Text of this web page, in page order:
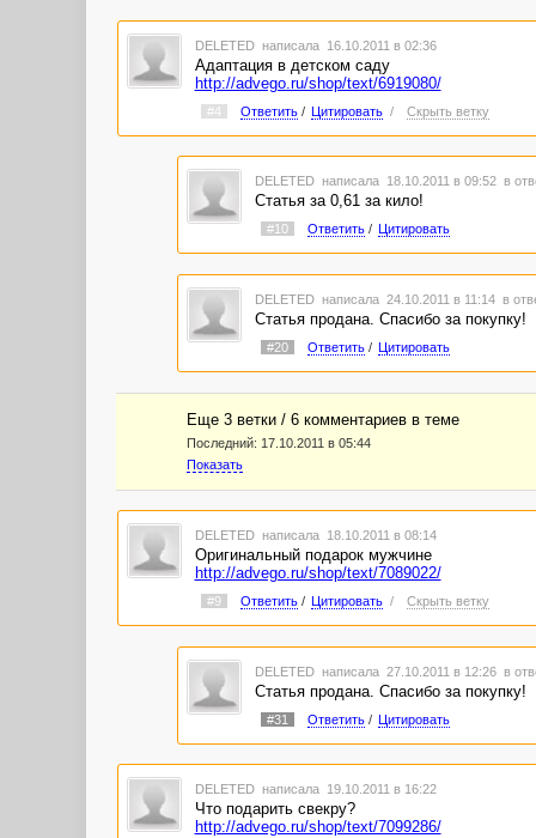
DELETED написала 16.10.2011 в 02:36
Адаптация в детском саду
http://advego.ru/shop/text/6919080/
#4 Ответить/ Цитировать / Скрыть ветку
DELETED написала 18.10.2011 в 09:52 в
Статья за 0,61 за кило!
#10 Ответить/ Цитировать
DELETED написала 24.10.2011 в 11:14 в
Статья продана. Спасибо за покупку!
#20 Ответить/ Цитировать
Еще 3 ветки / 6 комментариев в темe
Последний: 17.10.2011 в 05:44
Показать
DELETED написала 18.10.2011 в 08:14
Оригинальный подарок мужчине
http://advego.ru/shop/text/7089022/
#9 Ответить/ Цитировать / Скрыть ветку
DELETED написала 27.10.2011 в 12:26 в
Статья продана. Спасибо за покупку!
#31 Ответить/ Цитировать
DELETED написала 19.10.2011 в 16:22
Что подарить свекру?
http://advego.ru/shop/text/7099286/